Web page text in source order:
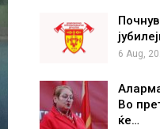
6 Aug,
Во
ќе…